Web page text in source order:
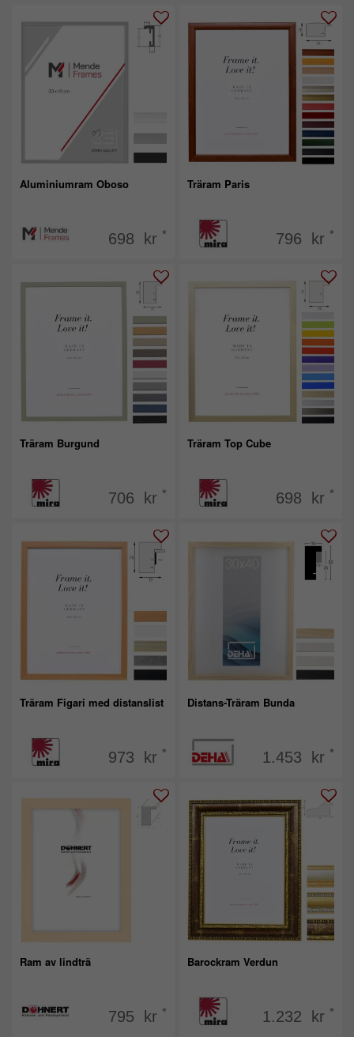
Aluminiumram Oboso
698 kr *
Träram Paris
796 kr *
Träram Burgund
706 kr *
Träram Top Cube
698 kr *
Träram Figari med distanslist
973 kr *
Distans-Träram Bunda
1.453 kr *
Ram av lindträ
795 kr *
Barockram Verdun
1.232 kr *